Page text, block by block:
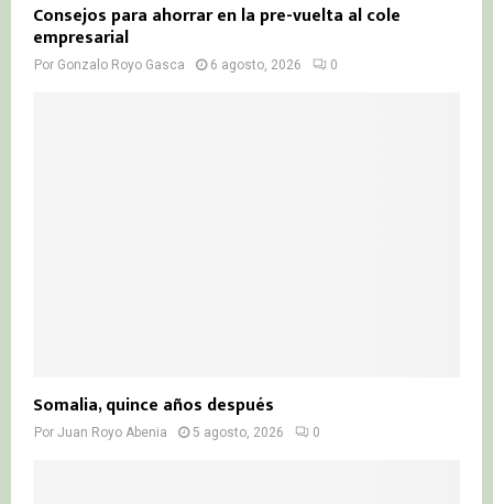
Consejos para ahorrar en la pre-vuelta al cole
empresarial
Por Gonzalo Royo Gasca 6 agosto, 2026 0
Somalia, quince años después
Por Juan Royo Abenia 5 agosto, 2026 0